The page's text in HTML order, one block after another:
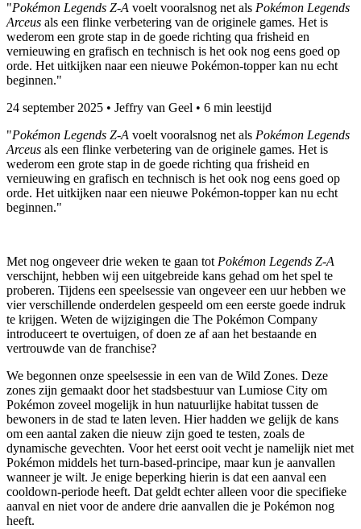
"Pokémon Legends Z-A voelt vooralsnog net als Pokémon Legends
Arceus als een flinke verbetering van de originele games. Het is
wederom een grote stap in de goede richting qua frisheid en
vernieuwing en grafisch en technisch is het ook nog eens goed op
orde. Het uitkijken naar een nieuwe Pokémon-topper kan nu echt
beginnen."
24 september 2025 • Jeffry van Geel • 6 min leestijd
"Pokémon Legends Z-A voelt vooralsnog net als Pokémon Legends
Arceus als een flinke verbetering van de originele games. Het is
wederom een grote stap in de goede richting qua frisheid en
vernieuwing en grafisch en technisch is het ook nog eens goed op
orde. Het uitkijken naar een nieuwe Pokémon-topper kan nu echt
beginnen."
Met nog ongeveer drie weken te gaan tot Pokémon Legends Z-A
verschijnt, hebben wij een uitgebreide kans gehad om het spel te
proberen. Tijdens een speelsessie van ongeveer een uur hebben we
vier verschillende onderdelen gespeeld om een eerste goede indruk
te krijgen. Weten de wijzigingen die The Pokémon Company
introduceert te overtuigen, of doen ze af aan het bestaande en
vertrouwde van de franchise?
We begonnen onze speelsessie in een van de Wild Zones. Deze
zones zijn gemaakt door het stadsbestuur van Lumiose City om
Pokémon zoveel mogelijk in hun natuurlijke habitat tussen de
bewoners in de stad te laten leven. Hier hadden we gelijk de kans
om een aantal zaken die nieuw zijn goed te testen, zoals de
dynamische gevechten. Voor het eerst ooit vecht je namelijk niet met
Pokémon middels het turn-based-principe, maar kun je aanvallen
wanneer je wilt. Je enige beperking hierin is dat een aanval een
cooldown-periode heeft. Dat geldt echter alleen voor die specifieke
aanval en niet voor de andere drie aanvallen die je Pokémon nog
heeft.